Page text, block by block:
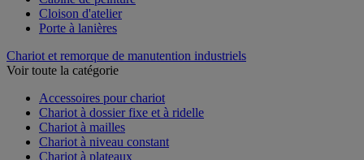
Cloison d'atelier
Porte à lanières
Chariot et remorque de manutention industriels
Voir toute la catégorie
Accessoires pour chariot
Chariot à dossier fixe et à ridelle
Chariot à mailles
Chariot à niveau constant
Chariot à plateaux